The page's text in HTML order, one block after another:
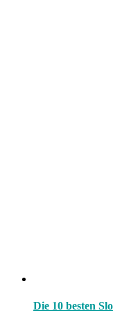
Die 10 besten